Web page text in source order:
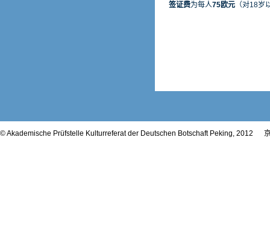
签证费为每人75欧元 （对18
© Akademische Prüfstelle Kulturreferat der Deutschen Botschaft Peking, 2012